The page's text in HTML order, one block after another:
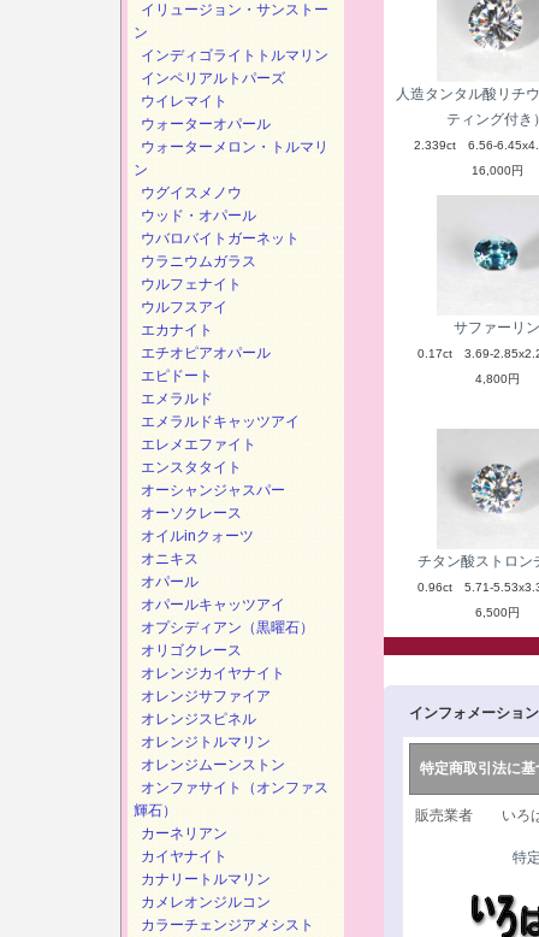
人造タンタル酸リチ
ティング付き
2.339ct 6.56-
16,000円
サファーリン
0.17ct 3.69-
4,800円
チタン酸ストロン
0.96ct 5.71-
6,500円
インフォメーション
特定商取引法に基
販売業者 いろ
特
イリュージョン・サンストー
ン
インディゴライトトルマリン
インペリアルトパーズ
ウイレマイト
ウォーターオパール
ウォーターメロン・トルマリ
ン
ウグイスメノウ
ウッド・オパール
ウバロバイトガーネット
ウラニウムガラス
ウルフェナイト
ウルフスアイ
エカナイト
エチオピアオパール
エピドート
エメラルド
エメラルドキャッツアイ
エレメエファイト
エンスタタイト
オーシャンジャスパー
オーソクレース
オイルinクォーツ
オニキス
オパール
オパールキャッツアイ
オプシディアン（黒曜石）
オリゴクレース
オレンジカイヤナイト
オレンジサファイア
オレンジスピネル
オレンジトルマリン
オレンジムーンストン
オンファサイト（オンファス
輝石）
カーネリアン
カイヤナイト
カナリートルマリン
カメレオンジルコン
カラーチェンジアメシスト